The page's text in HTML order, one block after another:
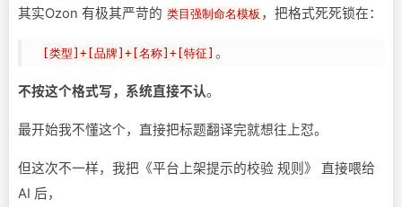
其实Ozon 有极其严苛的 类目强制命名模板 ，把格式死死锁在：
[类型]+[品牌]+[名称]+[特征] 。
不按这个格式写，系统直接不认。
最开始我不懂这个，直接把标题翻译完就想往上怼。
但这次不一样，我把《平台上架提示的校验 规则》 直接喂给
AI 后，